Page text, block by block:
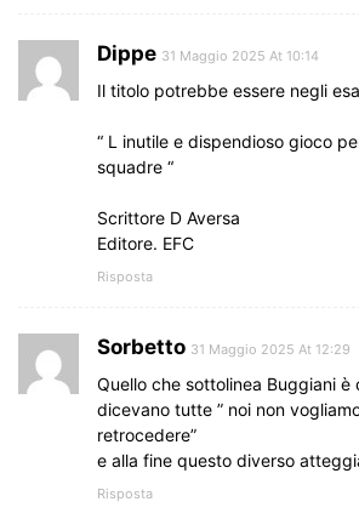
Dippe 31 Maggio 2025 At 10:14
Il titolo potrebbe essere negli
“ L inutile e dispendioso gioco
squadre “
Scrittore D Aversa
Editore. EFC
Risposta
Sorbetto 31 Maggio 2025 At 12:29
Quello che sottolinea Buggiani è
dicevano tutte ” noi non
retrocedere”
e alla fine questo diverso
Risposta